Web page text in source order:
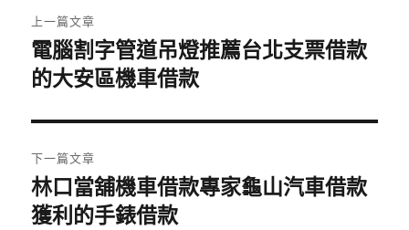
章
導
覽
上一篇文章
上
一
文
章:
電腦割字管道吊燈推薦台北支票借款
的大安區機車借款
下一篇文章
下
一
林口當舖機車借款專家龜山汽車借款
獲利的手錶借款